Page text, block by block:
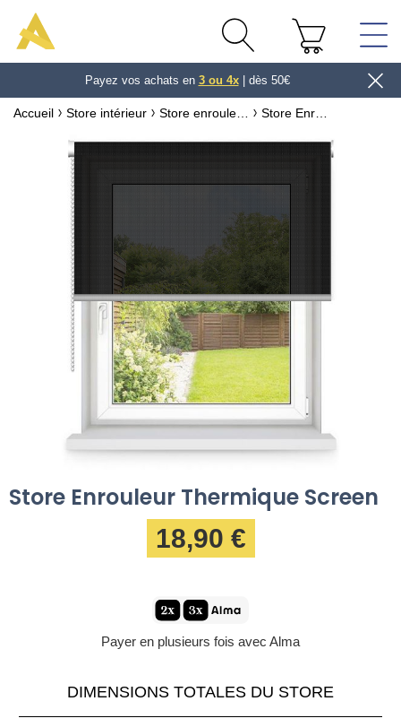
3 ou 4x
Jusqu'à 30 jours pour changer d'avis
Accueil Store intérieur
Trouvez la photo parfaite pour
votre projet !
Store Enrouleur Thermique Screen
18,90 €
Payer en plusieurs fois avec Alma
DIMENSIONS TOTALES DU STORE